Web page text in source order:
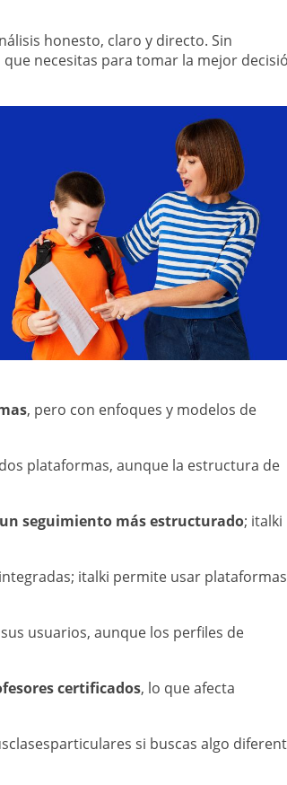
honesto, claro y directo. Sin
necesitas para tomar la mejor
, pero con enfoques y modelos de
plataformas, aunque la estructura de
seguimiento más estructurado; italki
italki permite usar plataformas
usuarios, aunque los perfiles de
certificados, lo que afecta
si buscas algo